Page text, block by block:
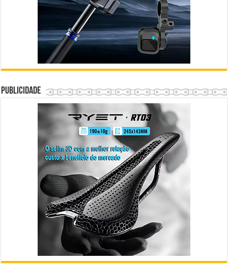
Publicidade